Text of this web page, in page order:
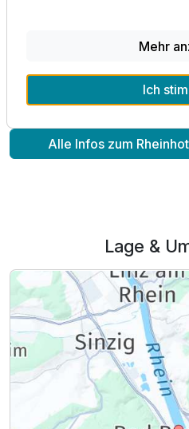
Rhein und tanken Sie neue
Alle Infos zum
Lage &
Mehr
Ich